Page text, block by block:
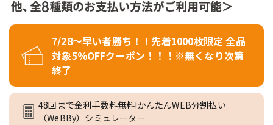
7/28～早い者勝ち！！先着1000枚限定 全品
対象5％OFFクーポン！！！※無くなり次第
終了
48回まで金利手数料無料!かんたんWEB分割払い
（WeBBy）シミュレーター